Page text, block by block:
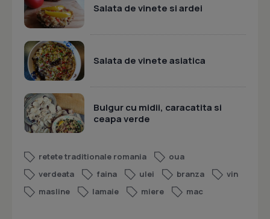
Salata de vinete si ardei
Salata de vinete asiatica
Bulgur cu midii, caracatita si
ceapa verde
retete traditionale romania
oua
verdeata
faina ulei branza
vin
masline
lamaie miere mac